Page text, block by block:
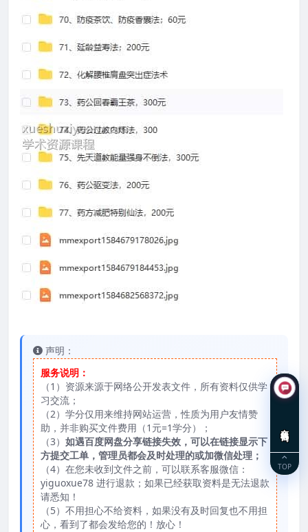
声明：
服务说明：
（1）资源来源于网络公开发表文件，所有资料仅供学
习交流；
（2）学分仅用来维持网站运营，性质为用户友情赞
助，并非购买文件费用（1元=1学分）；
（3） 如遇百度网盘分享链接失效，可以在链接显示下
方提交工单，管理员都会及时处理的或加微信处理；
（4）在您未收到文件之前，可以联系客服微信：
yiguoxue78 进行退款；如果已经获取资料是无法退款
请悉知！
（5）不用担心不给资料，如果没有及时回复也不用担
心，看到了都会发给您的！放心！
TOP